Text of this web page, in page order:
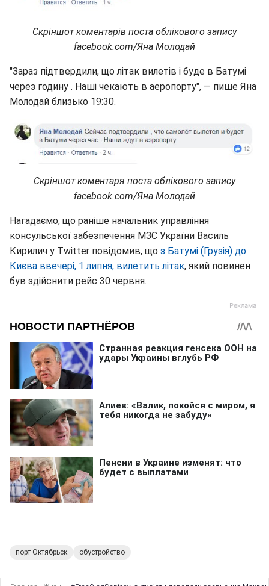
Скріншот коментарів поста облікового запису
facebook.com/Яна Молодай
"Зараз підтвердили, що літак вилетів і буде в Батумі
через годину . Наші чекають в аеропорту", — пише Яна
Молодай близько 19:30.
Скріншот коментаря поста облікового запису
facebook.com/Яна Молодай
Нагадаємо, що раніше начальник управління
консульської забезпечення МЗС України Василь
Кирилич у Twitter повідомив, що з Батумі (Грузія) до
Києва ввечері, 1 липня, вилетить літак, який повинен
був здійснити рейс 30 червня.
порт Октябрьск обустройство